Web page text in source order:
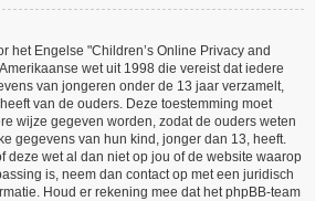
het Engelse "Children’s Online Privacy and
wet uit 1998 die vereist dat iedere
van jongeren onder de 13 jaar verzamelt,
van de ouders. Deze toestemming moet
wijze gegeven worden, zodat de ouders weten
gegevens van hun kind, jonger dan 13, heeft.
deze wet al dan niet op jou of de website waarop
is, neem dan contact op met een juridisch
Houd er rekening mee dat het phpBB-team